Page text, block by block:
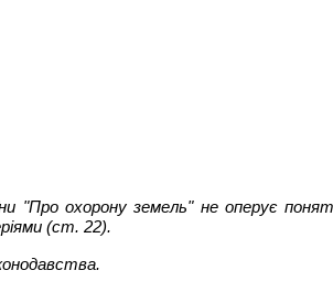
"Про охорону земель" не оперує
(ст. 22).